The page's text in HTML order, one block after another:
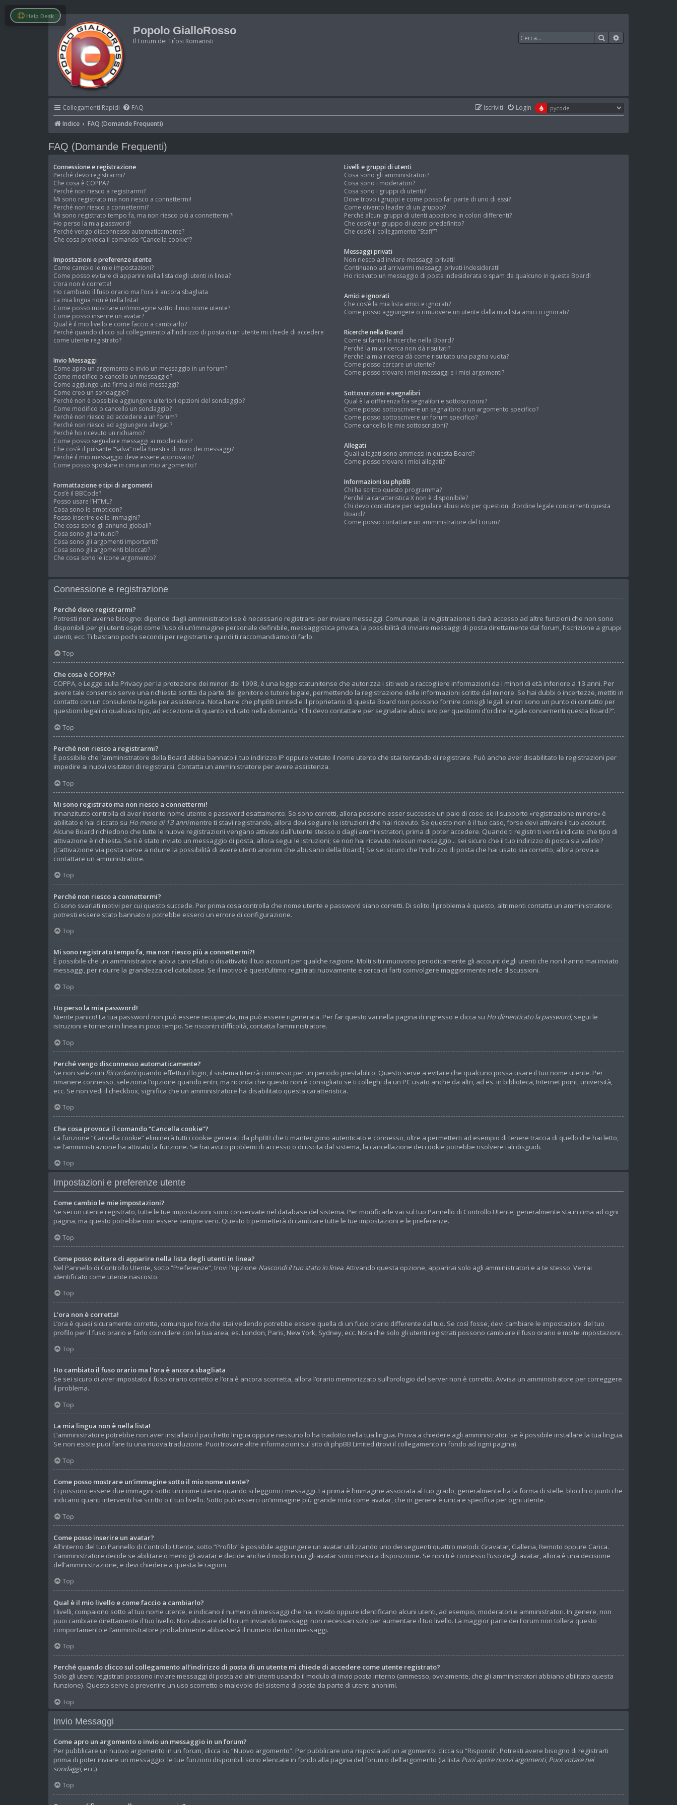
Help Desk
Popolo GialloRosso
Il Forum dei Tifosi Romanisti Cerca
Collegamenti Rapidi FAQ Login
Iscriviti
Indice
FAQ (Domande Frequenti)
FAQ (Domande Frequenti)
Connessione e registrazione
Perché devo registrarmi?
Che cosa è COPPA?
Perché non riesco a registrarmi?
Mi sono registrato ma non riesco a connettermi!
Perché non riesco a connettermi?
Mi sono registrato tempo fa, ma non riesco più a connettermi?!
Ho perso la mia password!
Perché vengo disconnesso automaticamente?
Che cosa provoca il comando “Cancella cookie”?
Impostazioni e preferenze utente
Come cambio le mie impostazioni?
Come posso evitare di apparire nella lista degli utenti in linea?
L’ora non è corretta!
Ho cambiato il fuso orario ma l’ora è ancora sbagliata
La mia lingua non è nella lista!
Come posso mostrare un’immagine sotto il mio nome utente?
Come posso inserire un avatar?
Qual è il mio livello e come faccio a cambiarlo?
Perché quando clicco sul collegamento all’indirizzo di posta di un utente mi chiede di accedere
come utente registrato?
Invio Messaggi
Come apro un argomento o invio un messaggio in un forum?
Come modifico o cancello un messaggio?
Come aggiungo una firma ai miei messaggi?
Come creo un sondaggio?
Perché non è possibile aggiungere ulteriori opzioni del sondaggio?
Come modifico o cancello un sondaggio?
Perché non riesco ad accedere a un forum?
Perché non riesco ad aggiungere allegati?
Perché ho ricevuto un richiamo?
Come posso segnalare messaggi ai moderatori?
Che cos’è il pulsante “Salva” nella finestra di invio dei messaggi?
Perché il mio messaggio deve essere approvato?
Come posso spostare in cima un mio argomento?
Formattazione e tipi di argomenti
Cos’è il BBCode?
Posso usare l’HTML?
Cosa sono le emoticon?
Posso inserire delle immagini?
Che cosa sono gli annunci globali?
Cosa sono gli annunci?
Cosa sono gli argomenti importanti?
Cosa sono gli argomenti bloccati?
Che cosa sono le icone argomento?
Livelli e gruppi di utenti
Cosa sono gli amministratori?
Cosa sono i moderatori?
Cosa sono i gruppi di utenti?
Dove trovo i gruppi e come posso far parte di uno di essi?
Come divento leader di un gruppo?
Perché alcuni gruppi di utenti appaiono in colori differenti?
Che cos’è un gruppo di utenti predefinito?
Che cos’è il collegamento “Staff”?
Messaggi privati
Non riesco ad inviare messaggi privati!
Continuano ad arrivarmi messaggi privati indesiderati!
Ho ricevuto un messaggio di posta indesiderata o spam da qualcuno in questa Board!
Amici e ignorati
Che cos’è la mia lista amici e ignorati?
Come posso aggiungere o rimuovere un utente dalla mia lista amici o ignorati?
Ricerche nella Board
Come si fanno le ricerche nella Board?
Perché la mia ricerca non dà risultati?
Perché la mia ricerca dà come risultato una pagina vuota?
Come posso cercare un utente?
Come posso trovare i miei messaggi e i miei argomenti?
Sottoscrizioni e segnalibri
Qual è la differenza fra segnalibri e sottoscrizioni?
Come posso sottoscrivere un segnalibro o un argomento specifico?
Come posso sottoscrivere un forum specifico?
Come cancello le mie sottoscrizioni?
Allegati
Quali allegati sono ammessi in questa Board?
Come posso trovare i miei allegati?
Informazioni su phpBB
Chi ha scritto questo programma?
Perché la caratteristica X non è disponibile?
Chi devo contattare per segnalare abusi e/o per questioni d’ordine legale concernenti questa
Board?
Come posso contattare un amministratore del Forum?
Connessione e registrazione
Perché devo registrarmi?
Potresti non averne bisogno: dipende dagli amministratori se è necessario registrarsi per inviare messaggi. Comunque, la registrazione ti darà accesso ad altre funzioni che non sono
disponibili per gli utenti ospiti come l’uso di un’immagine personale definibile, messaggistica privata, la possibilità di inviare messaggi di posta direttamente dal forum, l’iscrizione a gruppi
utenti, ecc. Ti bastano pochi secondi per registrarti e quindi ti raccomandiamo di farlo.
Top
Che cosa è COPPA?
COPPA, o Legge sulla Privacy per la protezione dei minori del 1998, è una legge statunitense che autorizza i siti web a raccogliere informazioni da i minori di età inferiore a 13 anni. Per
avere tale consenso serve una richiesta scritta da parte del genitore o tutore legale, permettendo la registrazione delle informazioni scritte dal minore. Se hai dubbi o incertezze, mettiti in
contatto con un consulente legale per assistenza. Nota bene che phpBB Limited e il proprietario di questa Board non possono fornire consigli legali e non sono un punto di contatto per
questioni legali di qualsiasi tipo, ad eccezione di quanto indicato nella domanda “Chi devo contattare per segnalare abusi e/o per questioni d’ordine legale concernenti questa Board?”.
Top
Perché non riesco a registrarmi?
È possibile che l’amministratore della Board abbia bannato il tuo indirizzo IP oppure vietato il nome utente che stai tentando di registrare. Può anche aver disabilitato le registrazioni per
impedire ai nuovi visitatori di registrarsi. Contatta un amministratore per avere assistenza.
Top
Mi sono registrato ma non riesco a connettermi!
Innanzitutto controlla di aver inserito nome utente e password esattamente. Se sono corretti, allora possono esser successe un paio di cose: se il supporto «registrazione minore» è
abilitato e hai cliccato su Ho meno di 13 annimentre ti stavi registrando, allora devi seguire le istruzioni che hai ricevuto. Se questo non è il tuo caso, forse devi attivare il tuo account.
Alcune Board richiedono che tutte le nuove registrazioni vengano attivate dall’utente stesso o dagli amministratori, prima di poter accedere. Quando ti registri ti verrà indicato che tipo di
attivazione è richiesta. Se ti è stato inviato un messaggio di posta, allora segui le istruzioni; se non hai ricevuto nessun messaggio... sei sicuro che il tuo indirizzo di posta sia valido?
(L’attivazione via posta serve a ridurre la possibilità di avere utenti anonimi che abusano della Board.) Se sei sicuro che l’indirizzo di posta che hai usato sia corretto, allora prova a
contattare un amministratore.
Top
Perché non riesco a connettermi?
Ci sono svariati motivi per cui questo succede. Per prima cosa controlla che nome utente e password siano corretti. Di solito il problema è questo, altrimenti contatta un amministratore:
potresti essere stato bannato o potrebbe esserci un errore di configurazione.
Top
Mi sono registrato tempo fa, ma non riesco più a connettermi?!
È possibile che un amministratore abbia cancellato o disattivato il tuo account per qualche ragione. Molti siti rimuovono periodicamente gli account degli utenti che non hanno mai inviato
messaggi, per ridurre la grandezza del database. Se il motivo è quest’ultimo registrati nuovamente e cerca di farti coinvolgere maggiormente nelle discussioni.
Top
Ho perso la mia password!
Niente panico! La tua password non può essere recuperata, ma può essere rigenerata. Per far questo vai nella pagina di ingresso e clicca su Ho dimenticato la password, segui le
istruzioni e tornerai in linea in poco tempo. Se riscontri difficoltà, contatta l’amministratore.
Top
Perché vengo disconnesso automaticamente?
Se non selezioni Ricordamiquando effettui il login, il sistema ti terrà connesso per un periodo prestabilito. Questo serve a evitare che qualcuno possa usare il tuo nome utente. Per
rimanere connesso, seleziona l’opzione quando entri, ma ricorda che questo non è consigliato se ti colleghi da un PC usato anche da altri, ad es. in biblioteca, Internet point, università,
ecc. Se non vedi il checkbox, significa che un amministratore ha disabilitato questa caratteristica.
Top
Che cosa provoca il comando “Cancella cookie”?
La funzione “Cancella cookie” eliminerà tutti i cookie generati da phpBB che ti mantengono autenticato e connesso, oltre a permetterti ad esempio di tenere traccia di quello che hai letto,
se l’amministrazione ha attivato la funzione. Se hai avuto problemi di accesso o di uscita dal sistema, la cancellazione dei cookie potrebbe risolvere tali disguidi.
Top
Impostazioni e preferenze utente
Come cambio le mie impostazioni?
Se sei un utente registrato, tutte le tue impostazioni sono conservate nel database del sistema. Per modificarle vai sul tuo Pannello di Controllo Utente; generalmente sta in cima ad ogni
pagina, ma questo potrebbe non essere sempre vero. Questo ti permetterà di cambiare tutte le tue impostazioni e le preferenze.
Top
Come posso evitare di apparire nella lista degli utenti in linea?
Nel Pannello di Controllo Utente, sotto “Preferenze”, trovi l’opzione Nascondi il tuo stato in linea. Attivando questa opzione, apparirai solo agli amministratori e a te stesso. Verrai
identificato come utente nascosto.
Top
L’ora non è corretta!
L’ora è quasi sicuramente corretta, comunque l’ora che stai vedendo potrebbe essere quella di un fuso orario differente dal tuo. Se così fosse, devi cambiare le impostazioni del tuo
profilo per il fuso orario e farlo coincidere con la tua area, es. London, Paris, New York, Sydney, ecc. Nota che solo gli utenti registrati possono cambiare il fuso orario e molte impostazioni.
Top
Ho cambiato il fuso orario ma l’ora è ancora sbagliata
Se sei sicuro di aver impostato il fuso orario corretto e l’ora è ancora scorretta, allora l’orario memorizzato sull’orologio del server non è corretto. Avvisa un amministratore per correggere
il problema.
Top
La mia lingua non è nella lista!
L’amministratore potrebbe non aver installato il pacchetto lingua oppure nessuno lo ha tradotto nella tua lingua. Prova a chiedere agli amministratori se è possibile installare la tua lingua.
Se non esiste puoi fare tu una nuova traduzione. Puoi trovare altre informazioni sul sito di phpBB Limited (trovi il collegamento in fondo ad ogni pagina).
Top
Come posso mostrare un’immagine sotto il mio nome utente?
Ci possono essere due immagini sotto un nome utente quando si leggono i messaggi. La prima è l’immagine associata al tuo grado, generalmente ha la forma di stelle, blocchi o punti che
indicano quanti interventi hai scritto o il tuo livello. Sotto può esserci un’immagine più grande nota come avatar, che in genere è unica e specifica per ogni utente.
Top
Come posso inserire un avatar?
All’interno del tuo Pannello di Controllo Utente, sotto “Profilo” è possibile aggiungere un avatar utilizzando uno dei seguenti quattro metodi: Gravatar, Galleria, Remoto oppure Carica.
L’amministratore decide se abilitare o meno gli avatar e decide anche il modo in cui gli avatar sono messi a disposizione. Se non ti è concesso l’uso degli avatar, allora è una decisione
dell’amministrazione, e devi chiedere a questa le ragioni.
Top
Qual è il mio livello e come faccio a cambiarlo?
I livelli, compaiono sotto al tuo nome utente, e indicano il numero di messaggi che hai inviato oppure identificano alcuni utenti, ad esempio, moderatori e amministratori. In genere, non
puoi cambiare direttamente il tuo livello. Non abusare del Forum inviando messaggi non necessari solo per aumentare il tuo livello. La maggior parte dei Forum non tollera questo
comportamento e l’amministratore probabilmente abbasserà il numero dei tuoi messaggi.
Top
Perché quando clicco sul collegamento all’indirizzo di posta di un utente mi chiede di accedere come utente registrato?
Solo gli utenti registrati possono inviare messaggi di posta ad altri utenti usando il modulo di invio posta interno (ammesso, ovviamente, che gli amministratori abbiano abilitato questa
funzione). Questo serve a prevenire un uso scorretto o malevolo del sistema di posta da parte di utenti anonimi.
Top
Invio Messaggi
Come apro un argomento o invio un messaggio in un forum?
Per pubblicare un nuovo argomento in un forum, clicca su “Nuovo argomento”. Per pubblicare una risposta ad un argomento, clicca su “Rispondi”. Potresti avere bisogno di registrarti
prima di poter inviare un messaggio: le tue funzioni disponibili sono elencate in fondo alla pagina del forum o dell’argomento (la lista Puoi aprire nuovi argomenti, Puoi votare nei
sondaggi, ecc.).
Top